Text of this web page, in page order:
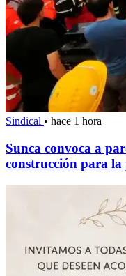
Sindical • hace 1 hora
Sunca convoca a
construcción para la